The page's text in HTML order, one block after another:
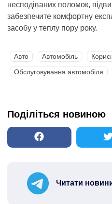
несподіваних поломок,
забезпечите комфортну
засобу у теплу пору року.
Авто Автомобіль
Обслуговування автомобіля
Поділіться новиною
Читати